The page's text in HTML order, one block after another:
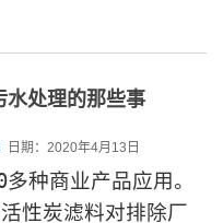
水处理的那些事
日期：2020年4月13日
种商业产品应用。
性炭滤料对排除厂